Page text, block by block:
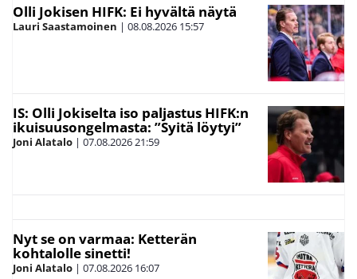
Olli Jokisen HIFK: Ei hyvältä näytä
Lauri Saastamoinen | 08.08.2026 15:57
IS: Olli Jokiselta iso paljastus HIFK:n
ikuisuusongelmasta: ”Syitä löytyi”
Joni Alatalo | 07.08.202621:59
Nyt se on varmaa: Ketterän
kohtalolle sinetti!
Joni Alatalo | 07.08.2026 16:07